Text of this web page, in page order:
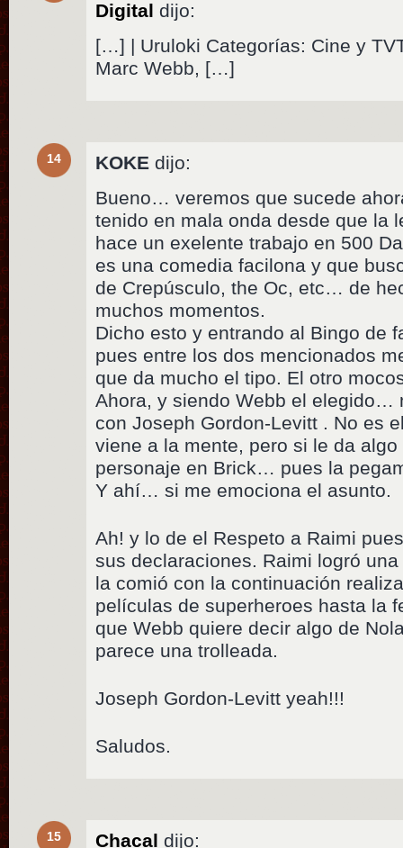
Digital dijo:
[…] | Uruloki Categorías: Cine y
Marc Webb, […]
14 KOKE dijo:
Bueno… veremos que sucede
tenido en mala onda desde que la
hace un exelente trabajo en 500
es una comedia facilona y que
de Crepúsculo, the Oc, etc… de
muchos momentos.
Dicho esto y entrando al Bingo de
pues entre los dos mencionados
que da mucho el tipo. El otro
Ahora, y siendo Webb el elegido…
con Joseph Gordon-Levitt . No es
viene a la mente, pero si le da
personaje en Brick… pues la
Y ahí… si me emociona el asunto.
Ah! y lo de el Respeto a Raimi
sus declaraciones. Raimi logró
la comió con la continuación
películas de superheroes hasta la
que Webb quiere decir algo de
parece una trolleada.
Joseph Gordon-Levitt yeah!!!
Saludos.
15 Chacal dijo: